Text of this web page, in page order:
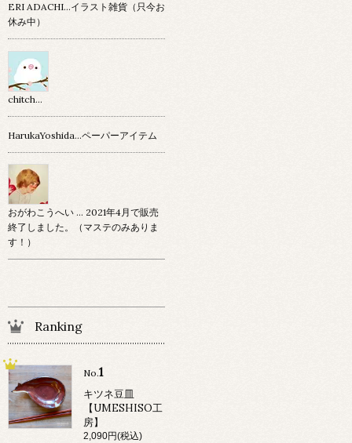
ERI ADACHI...イラスト雑貨（只今お
休み中）
chitch…
HarukaYoshida…ペーパーアイテム
おがわこうへい … 2021年4月で販売
終了しました。（マステのみありま
す！）
Ranking
No.1
キツネ豆皿
【UMESHISO工
房】
2,090円(税込)